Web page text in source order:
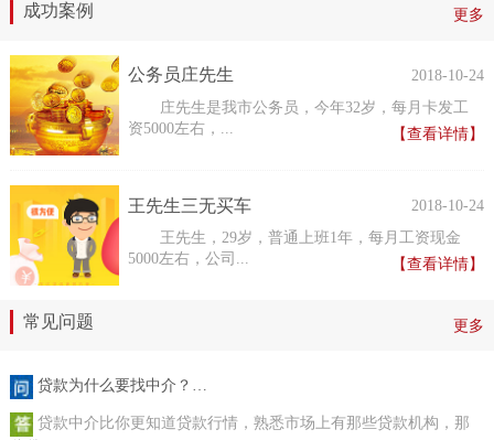
成功案例 更多
公务员庄先生
2018-10-24
庄先生是我市公务员，今年32岁，每月卡发工
资5000左右，...
【查看详情】
王先生三无买车
2018-10-24
王先生，29岁，普通上班1年，每月工资现金
5000左右，公司...
【查看详情】
常见问题 更多
贷款为什么要找中介？…
贷款中介比你更知道贷款行情，熟悉市场上有那些贷款机构，那